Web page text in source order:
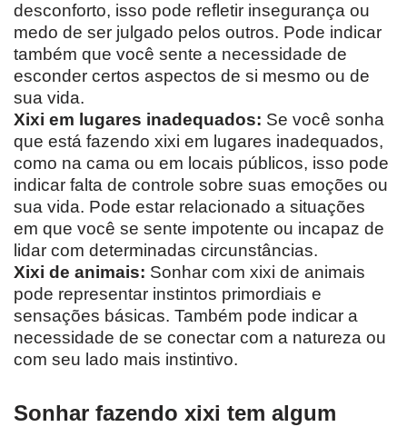
desconforto, isso pode refletir insegurança ou
medo de ser julgado pelos outros. Pode indicar
também que você sente a necessidade de
esconder certos aspectos de si mesmo ou de
sua vida.
Xixi em lugares inadequados: Se você sonha
que está fazendo xixi em lugares inadequados,
como na cama ou em locais públicos, isso pode
indicar falta de controle sobre suas emoções ou
sua vida. Pode estar relacionado a situações
em que você se sente impotente ou incapaz de
lidar com determinadas circunstâncias.
Xixi de animais: Sonhar com xixi de animais
pode representar instintos primordiais e
sensações básicas. Também pode indicar a
necessidade de se conectar com a natureza ou
com seu lado mais instintivo.
Sonhar fazendo xixi tem algum